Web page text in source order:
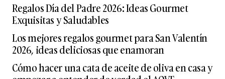
Regalos Día del Padre 2026: Ideas Gourmet
Exquisitas y Saludables
Los mejores regalos gourmet para San Valentín
2026, ideas deliciosas que enamoran
Cómo hacer una cata de aceite de oliva en casa y